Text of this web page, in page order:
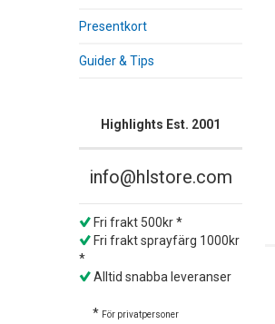
Presentkort
Guider & Tips
Highlights Est. 2001
info@hlstore.com
Fri frakt 500kr *
Fri frakt sprayfärg 1000kr
*
Alltid snabba leveranser
* För privatpersoner